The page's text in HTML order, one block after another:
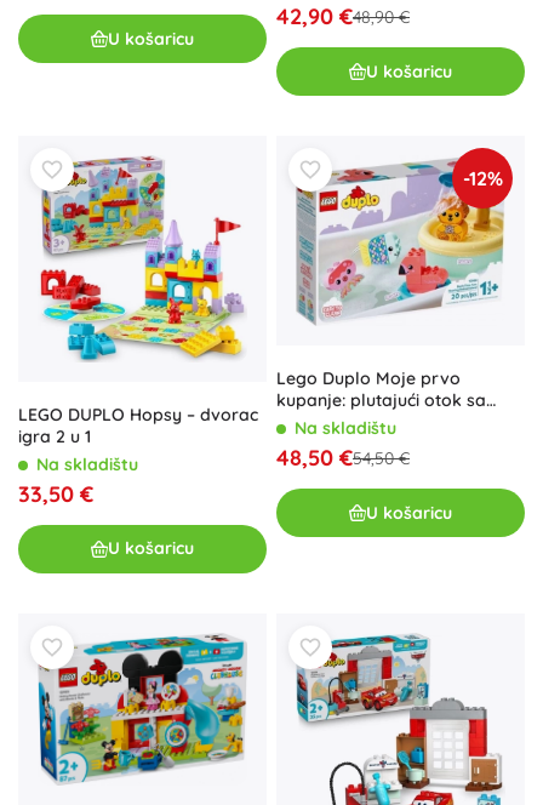
U košaricu
42,90 €48,90 €
U košaricu
LEGO DUPLO Hopsy – dvorac
igra 2 u 1
Na skladištu
33,50 €
U košaricu
-12%
Lego Duplo Moje prvo
kupanje: plutajući otok sa
životinjama
Na skladištu
48,50 €54,50 €
U košaricu